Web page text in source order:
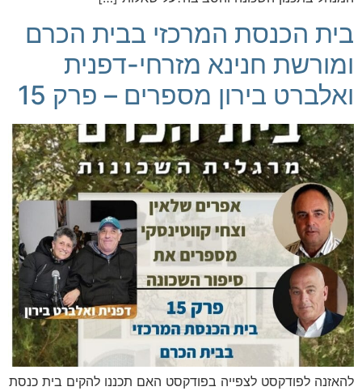
בית הכנסת המרכזי בבית הכרם
ומורשת חנינא מזרחי-דפנית
ואלברט בירון מספרים – פרק 15
להאזנה לפודקסט לצפייה בפודקסט האם תכננו להקים בית כנסת